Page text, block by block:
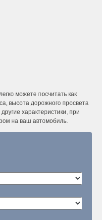
можете посчитать как
высота дорожного просвета
характеристики, при
на ваш автомобиль.